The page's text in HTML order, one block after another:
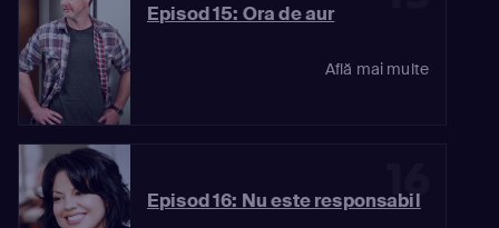
Episod 15: Ora de aur
Află mai multe
16
Episod 16: Nu este responsabil